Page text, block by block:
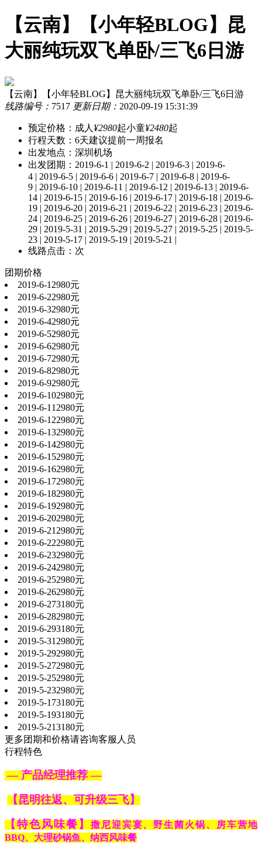
【云南】【小年轻BLOG】昆
大丽纯玩双飞单卧/三飞6日游
【云南】【小年轻BLOG】昆大丽纯玩双飞单卧/三飞6日游
线路编号： 7517 更新日期： 2020-09-19 15:31:39
预定价格： 成人 ¥2980起小童¥2480起
行程天数： 6天建议提前一周报名
出发地点：深圳机场
出发团期： 2019-6-1 | 2019-6-2 | 2019-6-3 | 2019-6-
4 | 2019-6-5 | 2019-6-6 | 2019-6-7 | 2019-6-8 | 2019-6-
9 | 2019-6-10 | 2019-6-11 | 2019-6-12 | 2019-6-13 | 2019-6-
14 | 2019-6-15 | 2019-6-16 | 2019-6-17 | 2019-6-18 | 2019-6-
19 | 2019-6-20 | 2019-6-21 | 2019-6-22 | 2019-6-23 | 2019-6-
24 | 2019-6-25 | 2019-6-26 | 2019-6-27 | 2019-6-28 | 2019-6-
29 | 2019-5-31 | 2019-5-29 | 2019-5-27 | 2019-5-25 | 2019-5-
23 | 2019-5-17 | 2019-5-19 | 2019-5-21 |
线路点击： 次
团期价格
2019-6-1 2980元
2019-6-22980元
2019-6-32980元
2019-6-42980元
2019-6-52980元
2019-6-62980元
2019-6-72980元
2019-6-82980元
2019-6-92980元
2019-6-102980元
2019-6-11 2980元
2019-6-122980元
2019-6-132980元
2019-6-142980元
2019-6-152980元
2019-6-162980元
2019-6-172980元
2019-6-182980元
2019-6-192980元
2019-6-202980元
2019-6-21 2980元
2019-6-222980元
2019-6-232980元
2019-6-242980元
2019-6-252980元
2019-6-262980元
2019-6-273180元
2019-6-282980元
2019-6-293180元
2019-5-31 2980元
2019-5-292980元
2019-5-272980元
2019-5-252980元
2019-5-232980元
2019-5-173180元
2019-5-193180元
2019-5-213180元
更多团期和价格请咨询客服人员
行程特色
— 产品经理推荐 —
【昆明往返、可升级三飞】
【特色风味餐】
撒尼迎宾宴、野生菌火锅、房车营地
BBQ、大理砂锅鱼、纳西风味餐